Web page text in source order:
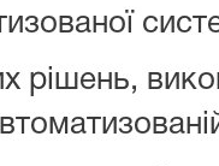
рішень,